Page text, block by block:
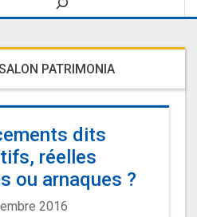
PATRIMONIA
dits
réelles
ou arnaques ?
2016